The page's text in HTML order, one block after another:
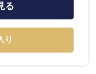
る
り